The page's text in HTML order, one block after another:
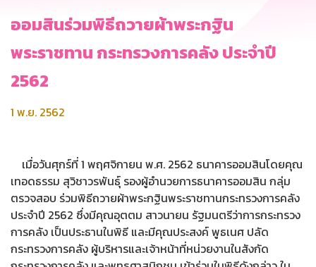
ออมสินร่วมพิธีถวายผ้าพระกฐิน
พระราชทาน กระทรวงการคลัง ประจำปี
2562
1 พ.ย. 2562
เมื่อวันศุกร์ที่ 1 พฤศจิกายน พ.ศ. 2562 ธนาคารออมสินโดยคุณ
เทอดธรรม สุวิชาวรพันธุ์ รองผู้อำนวยการธนาคารออมสิน กลุ่ม
ตรวจสอบ ร่วมพิธีถวายผ้าพระกฐินพระราชทานกระทรวงการคลัง
ประจำปี 2562 ซึ่งมีคุณอุตตม สาวนายน รัฐมนตรีว่าการกระทรวง
การคลัง เป็นประธานในพิธี และมีคุณประสงค์ พูธเนศ ปลัด
กระทรวงการคลัง ผู้บริหารและเจ้าหน้าที่หน่วยงานในสังกัด